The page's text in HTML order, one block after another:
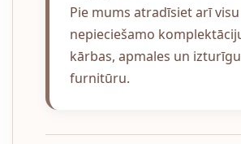
Pie mums atradīsiet arī visu
nepieciešamo
kārbas, apmales un izturīgu
furnitūru.